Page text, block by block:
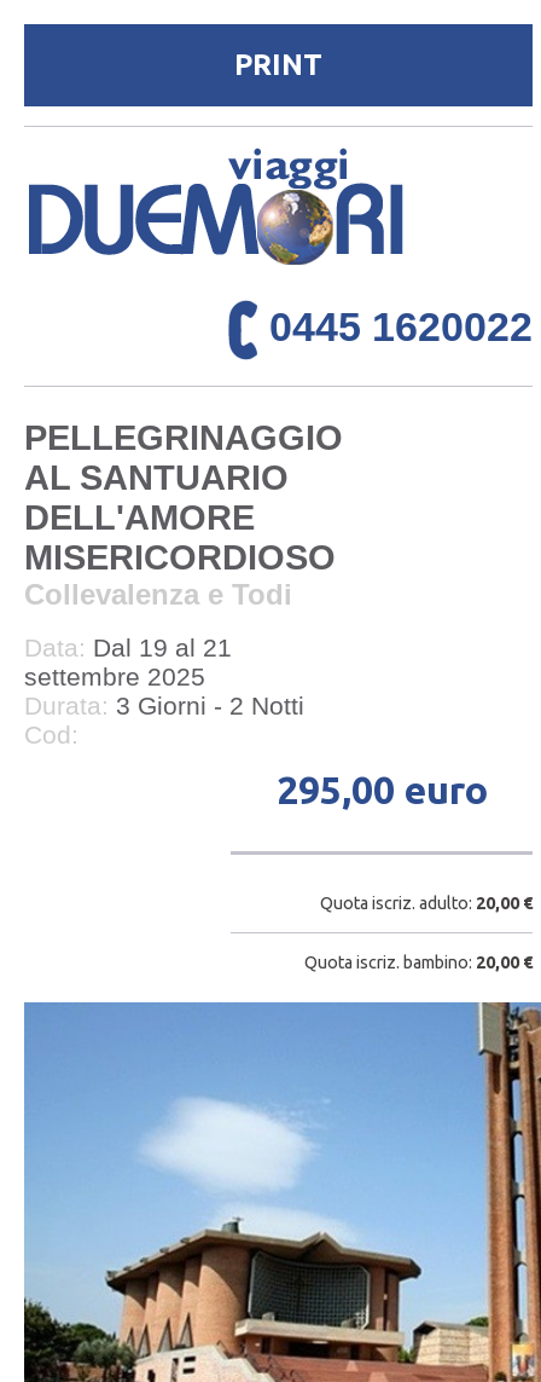
0445 1620022
PELLEGRINAGGIO
AL SANTUARIO
DELL'AMORE
MISERICORDIOSO
Collevalenza e Todi
Data: Dal 19 al 21
settembre 2025
Durata: 3 Giorni - 2 Notti
Cod:
295,00 euro
Quota iscriz. adulto: 20,00 €
Quota iscriz. bambino: 20,00 €